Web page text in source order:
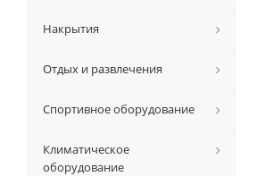
Накрытия
Отдых и развлечения
Спортивное оборудование
Климатическое
оборудование